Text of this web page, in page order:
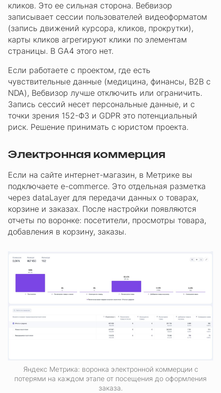
кликов. Это ее сильная сторона. Вебвизор
записывает сессии пользователей видеоформатом
(запись движений курсора, кликов, прокрутки),
карты кликов агрегируют клики по элементам
страницы. В GA4 этого нет.
Если работаете с проектом, где есть
чувствительные данные (медицина, финансы, B2B с
NDA), Вебвизор лучше отключить или ограничить.
Запись сессий несет персональные данные, и с
точки зрения 152-ФЗ и GDPR это потенциальный
риск. Решение принимать с юристом проекта.
Электронная коммерция
Если на сайте интернет-магазин, в Метрике вы
подключаете e-commerce. Это отдельная разметка
через dataLayer для передачи данных о товарах,
корзине и заказах. После настройки появляются
отчеты по воронке: посетители, просмотры товара,
добавления в корзину, заказы.
Яндекс Метрика: воронка электронной коммерции с
потерями на каждом этапе от посещения до оформления
заказа.